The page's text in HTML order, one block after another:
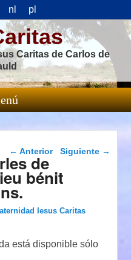
nl pl
Caritas de Carlos de
Navegación de
entradas
← Anterior Siguiente →
de
bénit
Iesus Caritas
está disponible sólo